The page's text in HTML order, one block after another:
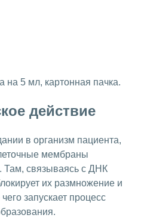
на 5 мл, картонная пачка.
действие
в организм пациента,
мембраны
Там, связываясь с ДНК
их размножение и
запускает процесс